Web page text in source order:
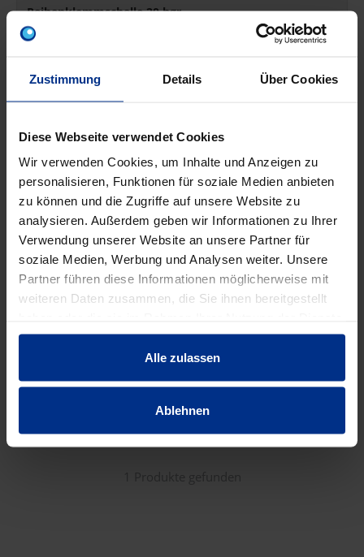
Zustimmung Details Über Cookies
Diese Webseite verwendet Cookies
Wir verwenden Cookies, um Inhalte und Anzeigen zu
personalisieren, Funktionen für soziale Medien anbieten
zu können und die Zugriffe auf unsere Website zu
analysieren. Außerdem geben wir Informationen zu Ihrer
Verwendung unserer Website an unsere Partner für
soziale Medien, Werbung und Analysen weiter. Unsere
Partner führen diese Informationen möglicherweise mit
weiteren Daten zusammen, die Sie ihnen bereitgestellt
gesammelt haben.
Alle zulassen
Ablehnen
Reihenklemmschelle 20 hgr
TKSL20
Reihenklemmschelle 25 hgr
TKSL25
TKSL32
Reihenklemmschelle 40 hgr
TKSL40
Reihenklemmschelle 50 hgr
TKSL50
RELEVANZ